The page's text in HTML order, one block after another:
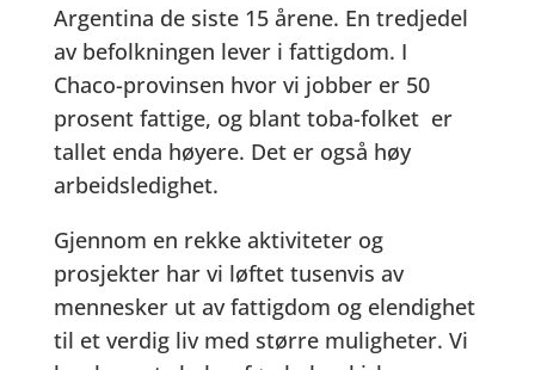
Argentina de siste 15 årene. En tredjedel
av befolkningen lever i fattigdom. I
Chaco-provinsen hvor vi jobber er 50
prosent fattige, og blant toba-folket er
tallet enda høyere. Det er også høy
arbeidsledighet.
Gjennom en rekke aktiviteter og
prosjekter har vi løftet tusenvis av
mennesker ut av fattigdom og elendighet
til et verdig liv med større muligheter. Vi